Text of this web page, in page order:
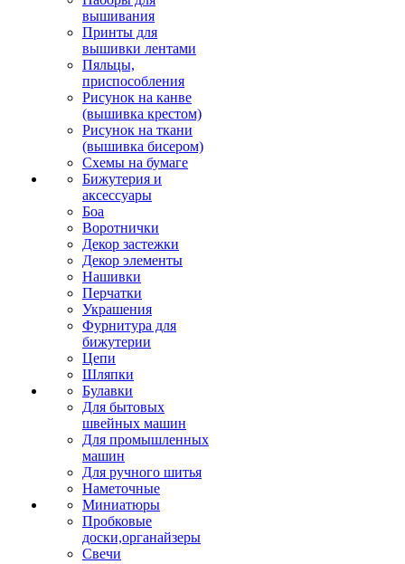
вышивания
Принты для
вышивки лентами
Пяльцы,
приспособления
Рисунок на канве
(вышивка крестом)
Рисунок на ткани
(вышивка бисером)
Схемы на бумаге
Бижутерия и
аксессуары
Боа
Воротнички
Декор застежки
Декор элементы
Нашивки
Перчатки
Украшения
Фурнитура для
бижутерии
Цепи
Шляпки
Булавки
Для бытовых
швейных машин
Для промышленных
машин
Для ручного шитья
Наметочные
Миниатюры
Пробковые
доски,органайзеры
Свечи